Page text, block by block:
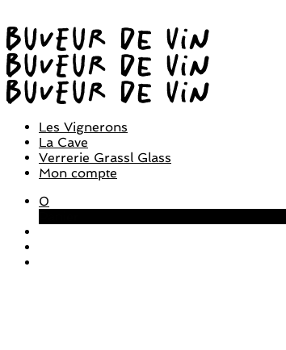
Les Vignerons
La Cave
Verrerie Grassl Glass
Mon compte
0